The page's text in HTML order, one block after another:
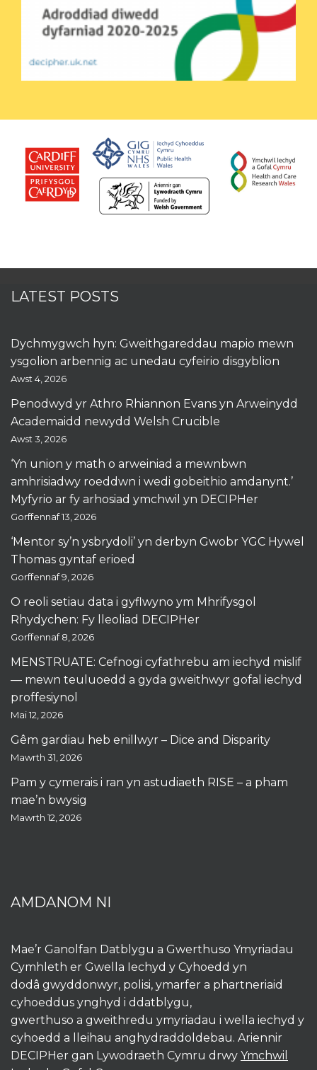
LATEST POSTS
Dychmygwch hyn: Gweithgareddau mapio mewn
ysgolion arbennig ac unedau cyfeirio disgyblion
Awst 4, 2026
Penodwyd yr Athro Rhiannon Evans yn Arweinydd
Academaidd newydd Welsh Crucible
Awst 3, 2026
‘Yn union y math o arweiniad a mewnbwn
amhrisiadwy roeddwn i wedi gobeithio amdanynt.’
Myfyrio ar fy arhosiad ymchwil yn DECIPHer
Gorffennaf 13, 2026
‘Mentor sy’n ysbrydoli’ yn derbyn Gwobr YGC Hywel
Thomas gyntaf erioed
Gorffennaf 9, 2026
O reoli setiau data i gyflwyno ym Mhrifysgol
Rhydychen: Fy lleoliad DECIPHer
Gorffennaf 8, 2026
MENSTRUATE: Cefnogi cyfathrebu am iechyd mislif
— mewn teuluoedd a gyda gweithwyr gofal iechyd
proffesiynol
Mai 12, 2026
Gêm gardiau heb enillwyr – Dice and Disparity
Mawrth 31, 2026
Pam y cymerais i ran yn astudiaeth RISE – a pham
mae’n bwysig
Mawrth 12, 2026
AMDANOM NI
Mae’r Ganolfan Datblygu a Gwerthuso Ymyriadau
Cymhleth er Gwella Iechyd y Cyhoedd yn
dodâ gwyddonwyr, polisi, ymarfer a phartneriaid
cyhoeddus ynghyd i ddatblygu,
gwerthuso a gweithredu ymyriadau i wella iechyd y
cyhoedd a lleihau anghydraddoldebau. Ariennir
DECIPHer gan Lywodraeth Cymru drwy Ymchwil